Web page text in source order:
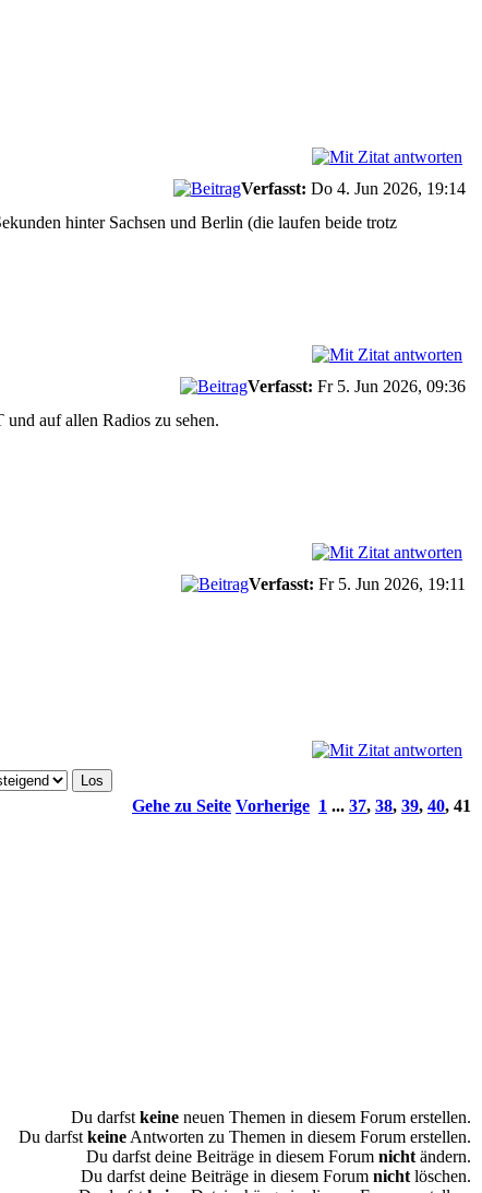
Verfasst: Do 4. Jun 2026, 19:14
hinter Sachsen und Berlin (die laufen beide trotz
Verfasst: Fr 5. Jun 2026, 09:36
auf allen Radios zu sehen.
Verfasst: Fr 5. Jun 2026, 19:11
Gehe zu Seite Vorherige 1 ... 37, 38, 39, 40, 41
Du darfst keine neuen Themen in diesem Forum erstellen.
Du darfst keine Antworten zu Themen in diesem Forum erstellen.
Du darfst deine Beiträge in diesem Forum nicht ändern.
Du darfst deine Beiträge in diesem Forum nicht löschen.